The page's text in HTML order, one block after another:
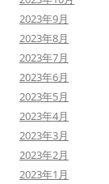
2023年9月
2023年8月
2023年7月
2023年6月
2023年5月
2023年4月
2023年3月
2023年2月
2023年1月